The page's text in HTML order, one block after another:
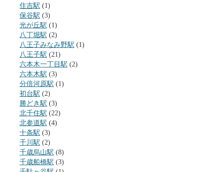
住吉駅 (1)
保谷駅 (3)
光が丘駅 (1)
八丁堀駅 (2)
八王子みなみ野駅 (1)
八王子駅 (21)
六本木一丁目駅 (2)
六本木駅 (3)
分倍河原駅 (1)
初台駅 (2)
勝どき駅 (3)
北千住駅 (22)
北参道駅 (4)
十条駅 (3)
千川駅 (2)
千歳烏山駅 (8)
千歳船橋駅 (3)